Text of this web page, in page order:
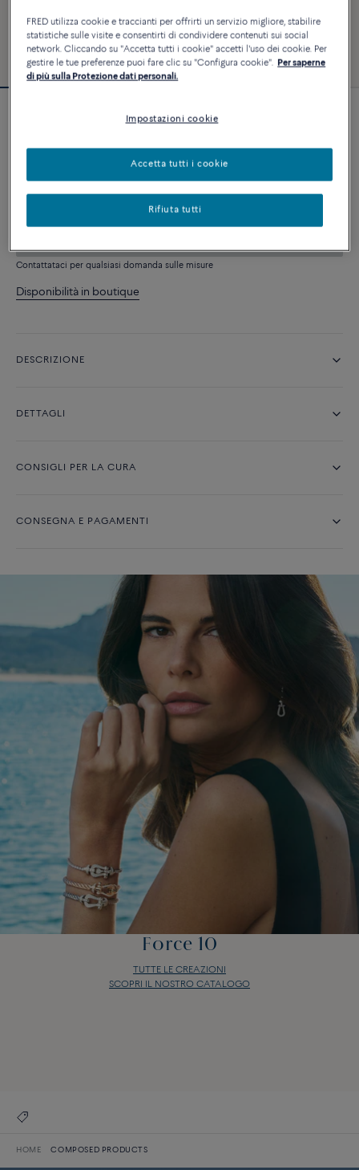
Bracciale Force 10
PERSONALIZZA
Contattataci per qualsiasi domanda sulle misure
Disponibilità in boutique
DESCRIZIONE
DETTAGLI
CONSIGLI PER LA CURA
CONSEGNA E PAGAMENTI
Force 10
TUTTE LE CREAZIONI
SCOPRI IL NOSTRO CATALOGO
HOME COMPOSED PRODUCTS
FRED utilizza cookie e traccianti per offrirti un servizio migliore, stabilire
statistiche sulle visite e consentirti di condividere contenuti sui social
network. Cliccando su "Accetta tutti i cookie" accetti l'uso dei cookie. Per
gestire le tue preferenze puoi fare clic su "Configura cookie". Per saperne
di più sulla Protezione dati personali.
Impostazioni cookie
Rifiuta tutti
Accetta tutti i cookie